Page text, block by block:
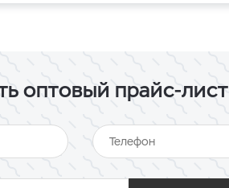
оптовый прайс-лист